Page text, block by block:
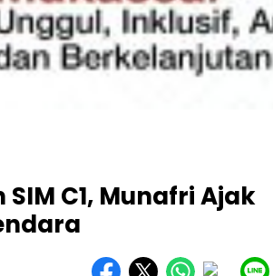
C1, Munafri Ajak